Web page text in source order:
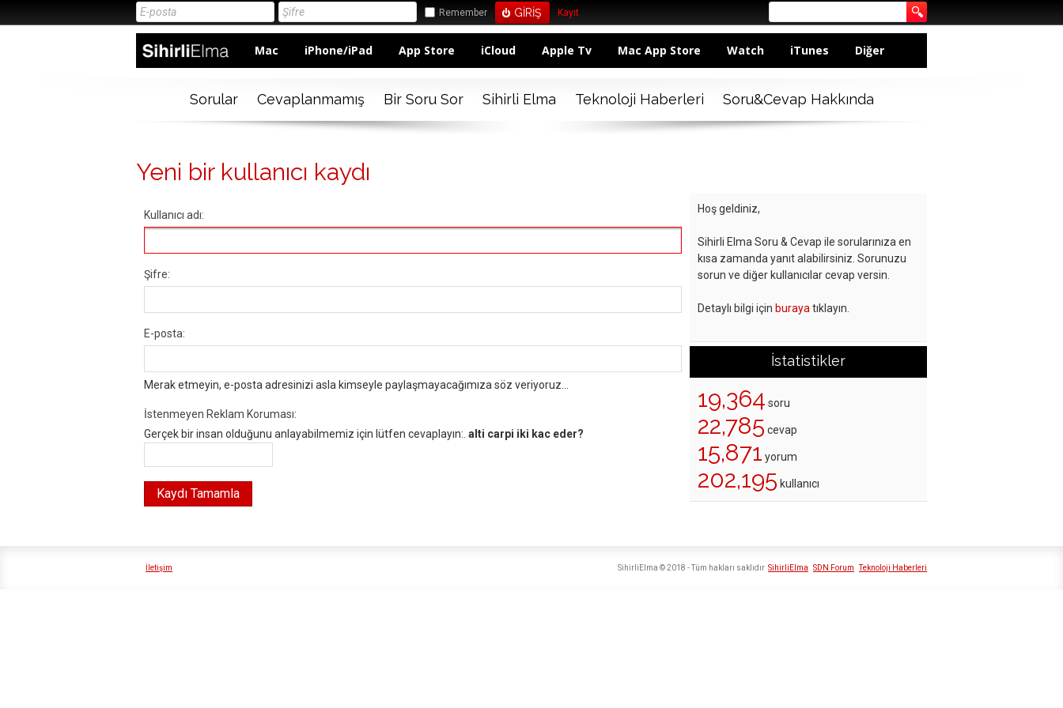
Remember Kayıt
Mac iPhone/iPad App Store iCloud Apple Tv Mac App Store Watch iTunes Diğer
Sorular Cevaplanmamış Bir Soru Sor Sihirli Elma Teknoloji Haberleri Soru&Cevap Hakkında
Yeni bir kullanıcı kaydı
Kullanıcı adı:
Şifre:
E-posta:
Merak etmeyin, e-posta adresinizi asla kimseyle paylaşmayacağımıza söz veriyoruz...
İstenmeyen Reklam Koruması:
Gerçek bir insan olduğunu anlayabilmemiz için lütfen cevaplayın:. alti carpi iki kac eder?
Hoş geldiniz,
Sihirli Elma Soru & Cevap ile sorularınıza en
kısa zamanda yanıt alabilirsiniz. Sorunuzu
sorun ve diğer kullanıcılar cevap versin.
Detaylı bilgi için buraya tıklayın.
İstatistikler
19,364 soru
22,785 cevap
15,871 yorum
202,195 kullanıcı
İletişim SihirliElma SDN Forum Teknoloji Haberleri
SihirliElma © 2018 - Tüm hakları saklıdır